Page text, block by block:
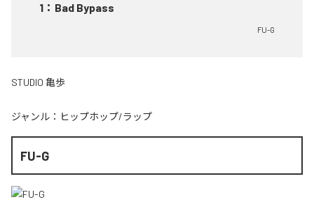
1 ： Bad Bypass
FU-G
STUDIO 亀歩
ジャンル： ヒップホップ/ラップ
FU-G